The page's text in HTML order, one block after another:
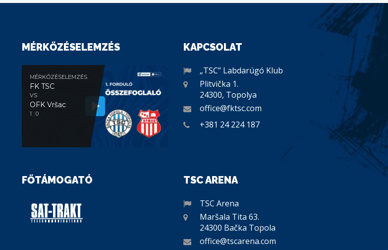
MÉRKŐZÉSELEMZÉS
MÉRKŐZÉSELEMZÉS
FK TSC
VS
OFK Vršac
1 : 0
KAPCSOLAT
„TSC” Labdarúgó Klub
Plitvička 1.
24300, Topolya
office@fktsc.com
+381 24 224 187
FŐTÁMOGATÓ TSC ARENA
TSC Arena
Maršala Tita 63.
24300 Bačka Topola
office@tscarena.com